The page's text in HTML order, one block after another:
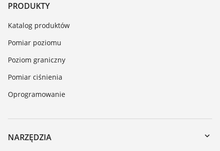
PRODUKTY
Katalog produktów
Pomiar poziomu
Poziom graniczny
Pomiar ciśnienia
Oprogramowanie
NARZĘDZIA